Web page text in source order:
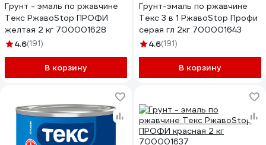
Грунт - эмаль по ржавчине
Текс РжавоStop ПРОФИ
желтая 2 кг 700001628
4.6(191)
В корзину
Грунт-эмаль по ржавчине
Текс 3 в 1 РжавоStop Профи
серая гл 2кг 700001643
4.6(191)
В корзину